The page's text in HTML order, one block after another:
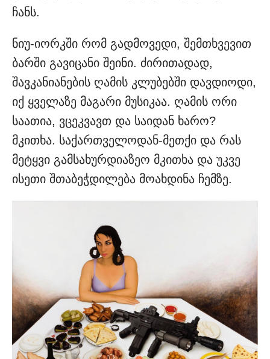
ჩანს.
ნიუ-იორკში რომ გადმოვედი, შემთხვევით
ბარში გავიცანი შეინი. ძირითადად,
შავკანიანების ღამის კლუბებში დავდიოდი,
იქ ყველაზე მაგარი მუსიკაა. ღამის ორი
საათია, ვცეკვავთ და საიდან ხარო?
მკითხა. საქართველოდან-მეთქი და რას
მეტყვი გამსახურდიაზეო მკითხა და უკვე
ისეთი შთაბეჭდილება მოახდინა ჩემზე.